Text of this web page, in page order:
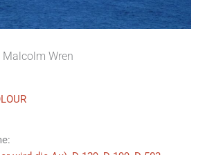
Malcolm Wren